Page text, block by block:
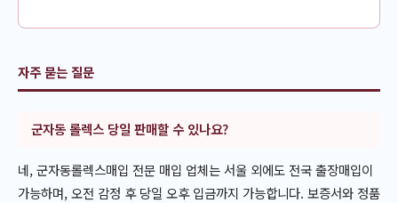
자주 묻는 질문
군자동 롤렉스 당일 판매할 수 있나요?
네, 군자동롤렉스매입 전문 매입 업체는 서울 외에도 전국 출장매입이
가능하며, 오전 감정 후 당일 오후 입금까지 가능합니다. 보증서와 정품